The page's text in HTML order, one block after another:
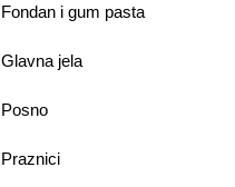
Fondan i gum pasta
Glavna jela
Posno
Praznici